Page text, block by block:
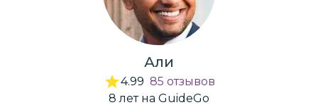
Али
4.99 85 отзывов
8 летна GuideGo